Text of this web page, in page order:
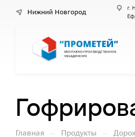
Нижний Новгород
г.
Главная — Продукты —